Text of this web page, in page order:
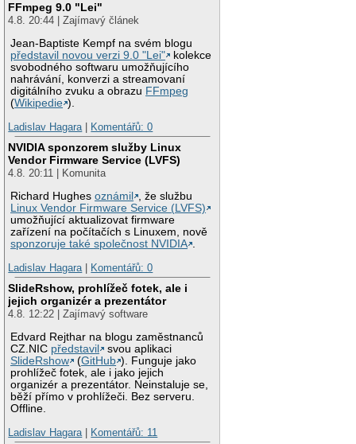
FFmpeg 9.0 "Lei"
4.8. 20:44 | Zajímavý článek
Jean-Baptiste Kempf na svém blogu
představil novou verzi 9.0 "Lei"
kolekce
svobodného softwaru umožňujícího
nahrávání, konverzi a streamovaní
digitálního zvuku a obrazu FFmpeg
(Wikipedie ).
Ladislav Hagara
Komentářů: 0
NVIDIA sponzorem služby Linux
Vendor Firmware Service (LVFS)
4.8. 20:11 | Komunita
Richard Hughesoznámil
, že službu
Linux Vendor Firmware Service (LVFS)
umožňující aktualizovat firmware
zařízení na počítačích s Linuxem, nově
sponzoruje také společnost NVIDIA .
Ladislav Hagara | Komentářů: 0
SlideRshow, prohlížeč fotek, ale i
jejich organizér a prezentátor
4.8. 12:22 | Zajímavý software
Edvard Rejthar na blogu zaměstnanců
CZ.NIC představil
svou aplikaci
SlideRshow
(GitHub ). Funguje jako
prohlížeč fotek, ale i jako jejich
organizér a prezentátor. Neinstaluje se,
běží přímo v prohlížeči. Bez serveru.
Offline.
Ladislav Hagara | Komentářů: 11